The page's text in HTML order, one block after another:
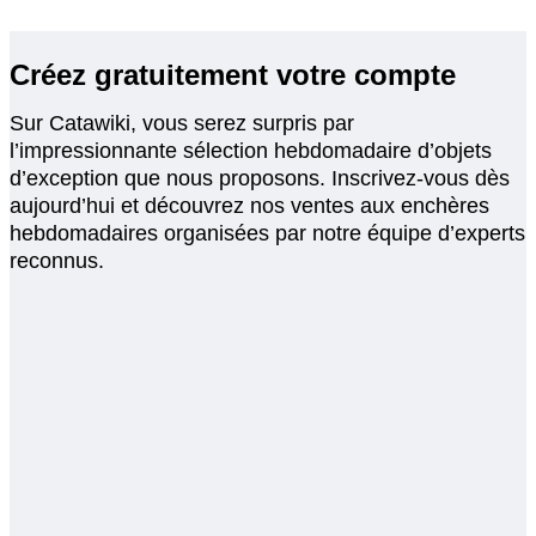
Créez gratuitement votre compte
Sur Catawiki, vous serez surpris par
l’impressionnante sélection hebdomadaire d’objets
d’exception que nous proposons. Inscrivez-vous dès
aujourd’hui et découvrez nos ventes aux enchères
hebdomadaires organisées par notre équipe d’experts
reconnus.